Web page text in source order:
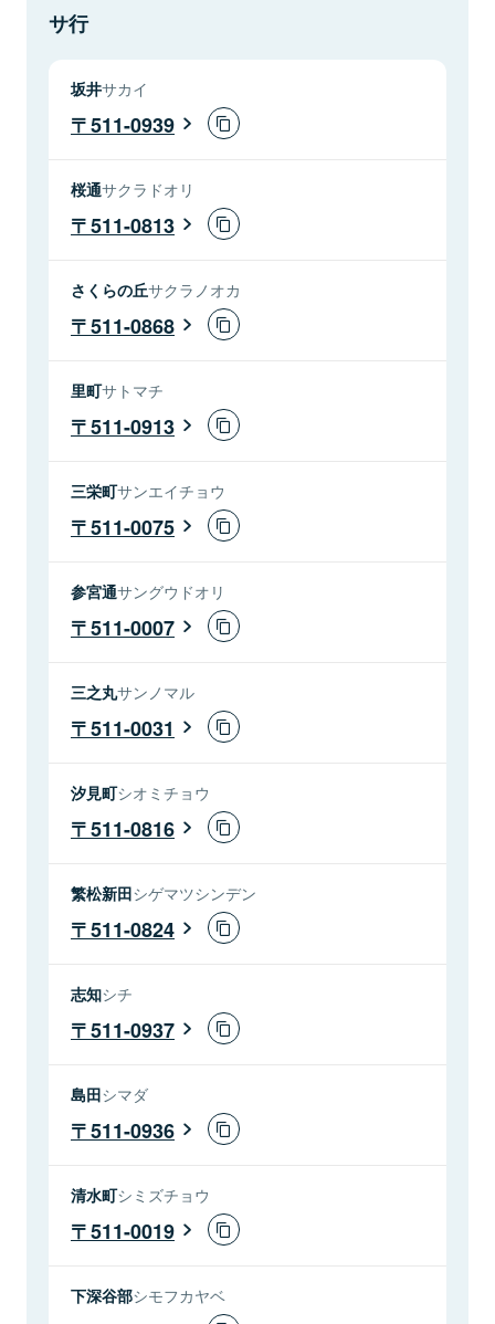
サ行
坂井サカイ
511-0939
桜通サクラドオリ
511-0813
さくらの丘サクラノオカ
511-0868
里町サトマチ
511-0913
三栄町サンエイチョウ
511-0075
参宮通サングウドオリ
511-0007
三之丸サンノマル
511-0031
汐見町シオミチョウ
511-0816
繁松新田シゲマツシンデン
511-0824
志知シチ
511-0937
島田シマダ
511-0936
清水町シミズチョウ
511-0019
下深谷部シモフカヤベ